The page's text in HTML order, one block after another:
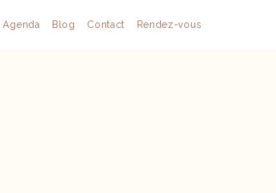
Agenda Blog Contact Rendez-vous